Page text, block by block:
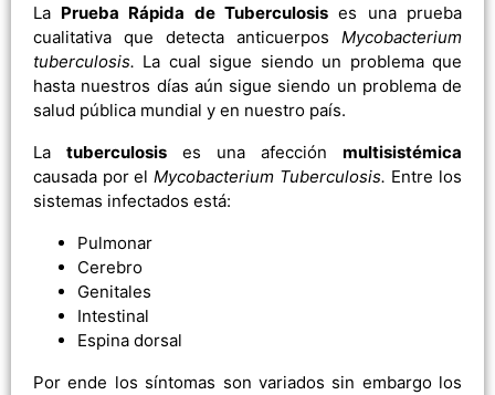
La Prueba Rápida de Tuberculosis es una prueba
cualitativa que detecta anticuerpos Mycobacterium
tuberculosis. La cual sigue siendo un problema que
hasta nuestros días aún sigue siendo un problema de
salud pública mundial y en nuestro país.
La tuberculosis es una afección multisistémica
causada por el Mycobacterium Tuberculosis. Entre los
sistemas infectados está:
Pulmonar
Cerebro
Genitales
Intestinal
Espina dorsal
Por ende los síntomas son variados sin embargo los